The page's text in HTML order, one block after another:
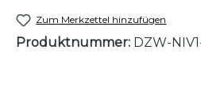
Zum Merkzettel hinzufügen
Produktnummer: DZW-